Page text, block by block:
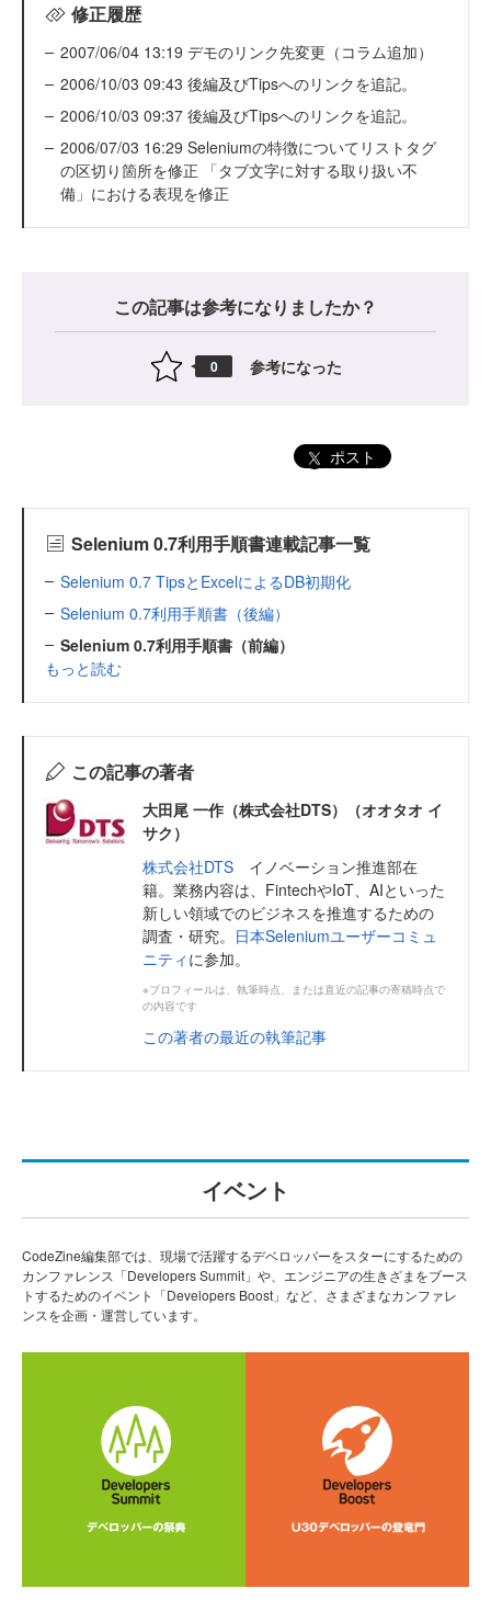
修正履歴
2007/06/04 13:19 デモのリンク先変更（コラム追加）
2006/10/03 09:43 後編及びTipsへのリンクを追記。
2006/10/03 09:37 後編及びTipsへのリンクを追記。
2006/07/03 16:29 Seleniumの特徴についてリストタグ
の区切り箇所を修正 「タブ文字に対する取り扱い不
備」における表現を修正
この記事は参考になりましたか？
0 参考になった
ポスト
Selenium 0.7利用手順書連載記事一覧
Selenium 0.7 TipsとExcelによるDB初期化
Selenium 0.7利用手順書（後編）
Selenium 0.7利用手順書（前編）
もっと読む
この記事の著者
大田尾 一作（株式会社DTS）（オオタオ イ
サク）
株式会社DTS イノベーション推進部在
籍。業務内容は、FintechやIoT、AIといった
新しい領域でのビジネスを推進するための
調査・研究。 日本Seleniumユーザーコミュ
ニティ に参加。
※プロフィールは、執筆時点、または直近の記事の寄稿時点で
の内容です
この著者の最近の執筆記事
イベント
CodeZine編集部では、現場で活躍するデベロッパーをスターにするための
カンファレンス「Developers Summit」や、エンジニアの生きざまをブース
トするためのイベント「Developers Boost」など、さまざまなカンファレ
ンスを企画・運営しています。